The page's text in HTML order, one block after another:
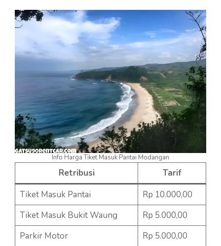
Info Harga Tiket Masuk Pantai Modangan
Retribusi
Tarif
Tiket Masuk Pantai
Rp 10.000,00
Tiket Masuk Bukit Waung
Rp 5.000,00
Parkir Motor
Rp 5.000,00